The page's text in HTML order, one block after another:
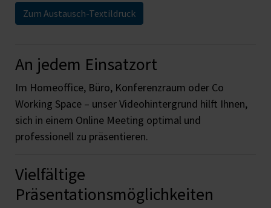
Zum Austausch-Textildruck
An jedem Einsatzort
Im Homeoffice, Büro, Konferenzraum oder Co
Working Space – unser Videohintergrund hilft Ihnen,
sich in einem Online Meeting optimal und
professionell zu präsentieren.
Vielfältige
Präsentationsmöglichkeiten